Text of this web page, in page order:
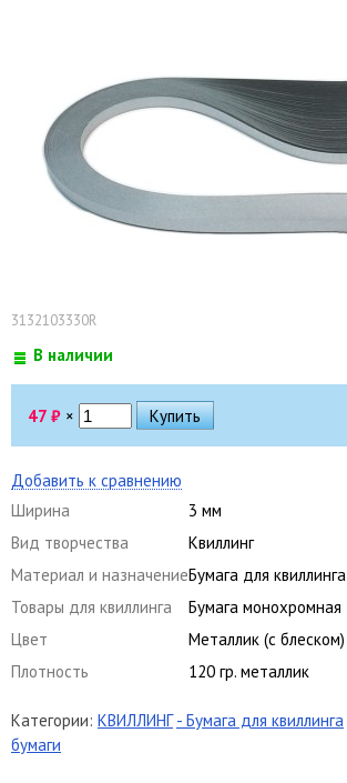
3132103330R
В наличии
47 ₽ ×
Добавить к сравнению
Ширина
3 мм
Вид творчества
Квиллинг
Материал и назначениеБумага для квиллинга
Товары для квиллинга
Бумага монохромная
Цвет
Металлик (с блеском)
Плотность
120 гр. металлик
Категории: КВИЛЛИНГ - Бумага для квиллинга
бумаги